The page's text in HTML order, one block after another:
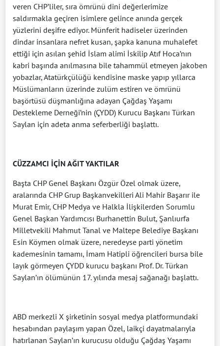
veren CHP’liler, sıra ömrünü dini değerlerimize
saldırmakla geçiren isimlere gelince anında gerçek
yüzlerini deşifre ediyor. Münferit hadiseler üzerinden
dindar insanlara nefret kusan, şapka kanuna muhalefet
ettiği için asılan şehid İslam alimi İskilip Atıf Hoca’nın
kabri başında anılmasına bile tahammül etmeyen jakoben
yobazlar, Atatürkçülüğü kendisine maske yapıp yıllarca
Müslümanların üzerinde zulüm estiren ve ömrünü
başörtüsü düşmanlığına adayan Çağdaş Yaşamı
Destekleme Derneği’nin (ÇYDD) Kurucu Başkanı Türkan
Saylan için adeta anma seferberliği başlattı.
CÜZZAMCI İÇİN AĞIT YAKTILAR
Başta CHP Genel Başkanı Özgür Özel olmak üzere,
aralarında CHP Grup Başkanvekilleri Ali Mahir Başarır ile
Murat Emir, CHP Medya ve Halkla İlişkilerden Sorumlu
Genel Başkan Yardımcısı Burhanettin Bulut, Şanlıurfa
Milletvekili Mahmut Tanal ve Maltepe Belediye Başkanı
Esin Köymen olmak üzere, neredeyse parti yönetim
kademesinin tamamı, İmam Hatipli öğrencileri bursa bile
layık görmeyen ÇYDD kurucu başkanı Prof. Dr. Türkan
Saylan’ın ölümünün 17. yılında mesaj sağanağı başlattı.
ABD merkezli X şirketinin sosyal medya platformundaki
hesabından paylaşım yapan Özel, laikçi dayatmalarıyla
hatırlanan Saylan’ın kurucusu olduğu Çağdaş Yaşamı